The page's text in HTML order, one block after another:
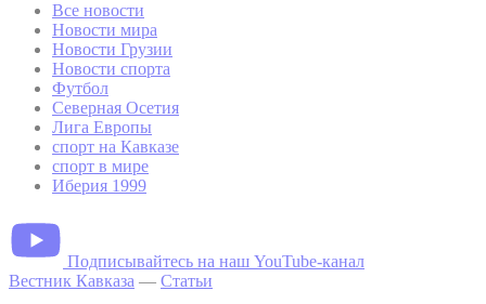
Все новости
Новости мира
Новости Грузии
Новости спорта
Футбол
Северная Осетия
Лига Европы
спорт на Кавказе
спорт в мире
Иберия 1999
Подписывайтесь на наш YouTube-канал
Вестник Кавказа — Статьи